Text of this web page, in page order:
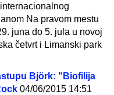
Na pravom mestu
juna do 5. jula u novoj
četvrt i Limanski park
Björk: "Biofilija
04/06/2015 14:51